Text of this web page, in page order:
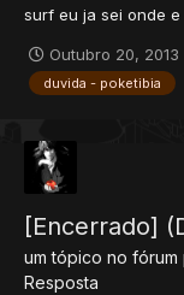
surf eu ja sei onde
Outubro 20, 2013
duvida - poketibia
[Encerrado]
um tópico no fórum
Resposta